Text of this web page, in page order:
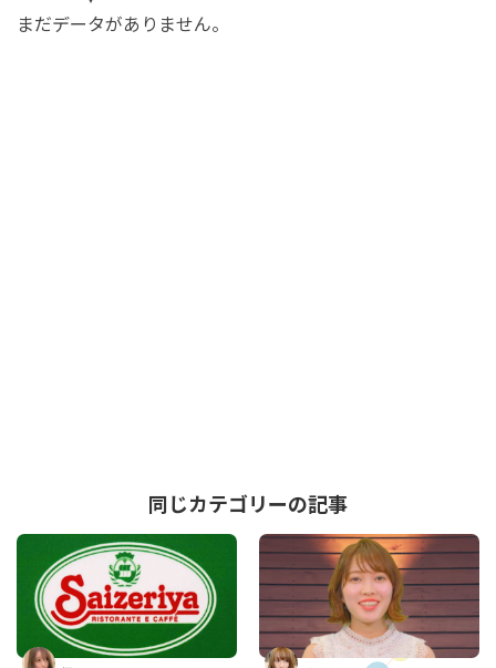
まだデータがありません。
同じカテゴリーの記事